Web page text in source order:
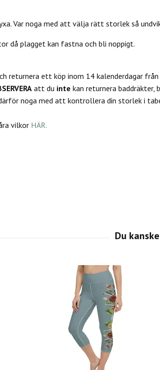
Var noga med att välja rätt storlek så
då plagget kan fastna och bli noppigt.
returnera ett köp inom 14 kalenderdagar
att du inte kan returnera baddräkter,
noga med att kontrollera din storlek i
vilkor HÄR.